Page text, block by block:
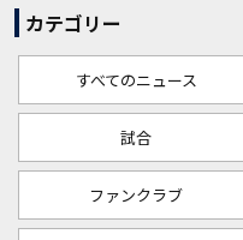
カテゴリー
すべてのニュース
試合
ファンクラブ